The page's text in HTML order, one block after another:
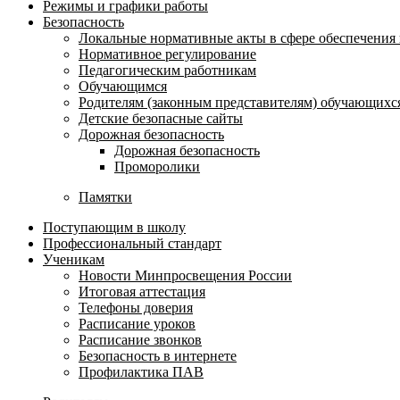
Режимы и графики работы
Безопасность
Локальные нормативные акты в сфере
Нормативное регулирование
Педагогическим работникам
Обучающимся
Родителям (законным представителям)
Детские безопасные сайты
Дорожная безопасность
Дорожная безопасность
Проморолики
Памятки
Поступающим в школу
Профессиональный стандарт
Ученикам
Новости Минпросвещения России
Итоговая аттестация
Телефоны доверия
Расписание уроков
Расписание звонков
Безопасность в интернете
Профилактика ПАВ